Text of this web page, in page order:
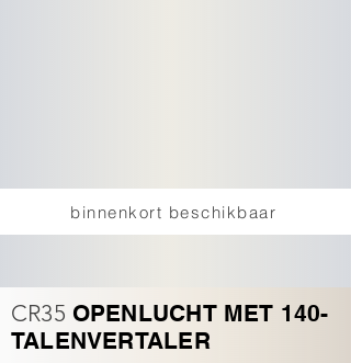
binnenkort beschikbaar
CR35 OPENLUCHT MET 140-
TALENVERTALER